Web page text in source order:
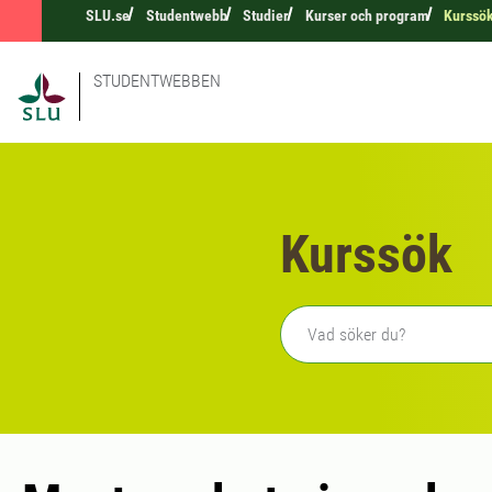
SLU.se Studentwebb Studier Kurser och program
STUDENTWEBBEN
Kurssök
Fritext sökning